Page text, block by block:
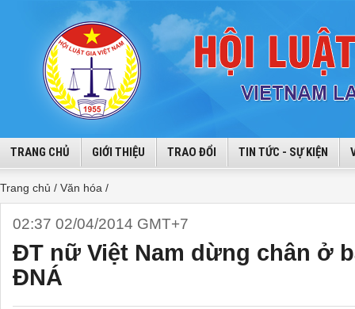
TRANG CHỦ GIỚI THIỆU TRAO ĐỔI TIN TỨC - SỰ KIỆN
Trang chủ / Văn hóa /
02:37 02/04/2014 GMT+7
ĐT nữ Việt Nam dừng chân ở
ĐNÁ